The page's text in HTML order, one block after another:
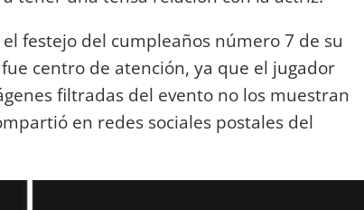
festejo del cumpleaños número 7 de su
fue centro de atención, ya que el jugador
filtradas del evento no los muestran
en redes sociales postales del